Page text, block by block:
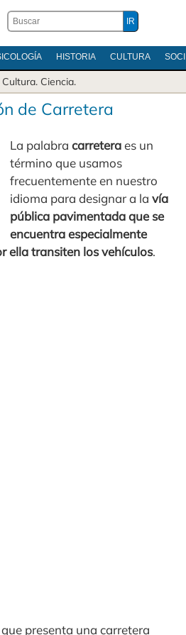
HISTORIA CULTURA
Cultura. Ciencia.
de Carretera
La palabracarreteraes un
término que usamos
frecuentemente en nuestro
idioma para designar a lavía
pública pavimentada que se
encuentra especialmente
ella transiten los vehículos.
presenta una carretera